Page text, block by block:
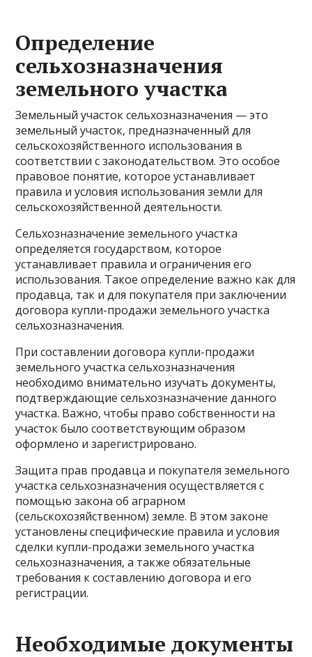
Определение
сельхозназначения
земельного участка
Земельный участок сельхозназначения — это
земельный участок, предназначенный для
сельскохозяйственного использования в
соответствии с законодательством. Это особое
правовое понятие, которое устанавливает
правила и условия использования земли для
сельскохозяйственной деятельности.
Сельхозназначение земельного участка
определяется государством, которое
устанавливает правила и ограничения его
использования. Такое определение важно как для
продавца, так и для покупателя при заключении
договора купли-продажи земельного участка
сельхозназначения.
При составлении договора купли-продажи
земельного участка сельхозназначения
необходимо внимательно изучать документы,
подтверждающие сельхозназначение данного
участка. Важно, чтобы право собственности на
участок было соответствующим образом
оформлено и зарегистрировано.
Защита прав продавца и покупателя земельного
участка сельхозназначения осуществляется с
помощью закона об аграрном
(сельскохозяйственном) земле. В этом законе
установлены специфические правила и условия
сделки купли-продажи земельного участка
сельхозназначения, а также обязательные
требования к составлению договора и его
регистрации.
Необходимые документы